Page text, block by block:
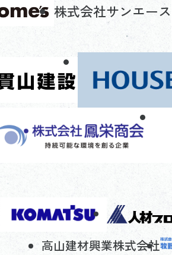
株式会社サンエース
高山建材興業株式会社